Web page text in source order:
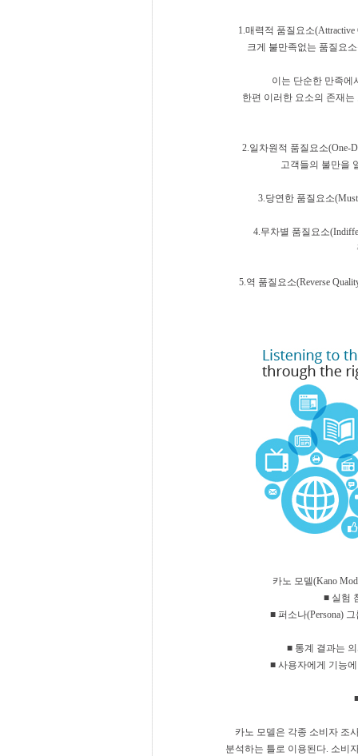
1.매력적 품질요소
크게 불만족없는 품질요
이는 단순한 만족에
한편 이러한 요소의 존재
2.일차원적 품질요소(One-
고객들의 불만을
3.당연한 품질요소
4.무차별 품질요소
5.역 품질요소(Reverse
카노 모델(Kano
■ 실험
■ 퍼소나(Persona)
■ 통계 결과는
■ 사용자에게 기능
카노 모델은 각종 소비자 조
분석하는 틀로 이용된다. 소비